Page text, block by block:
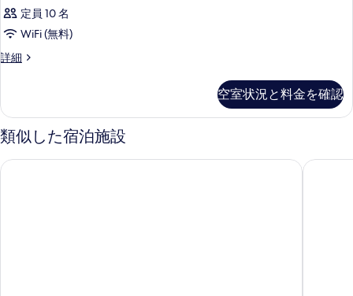
定員 10 名
WiFi (無料)
詳細
客
細
空室状況と料金を確認
類似した宿泊施設
セント ジュリアンズ ベイ ホテル ビーチ